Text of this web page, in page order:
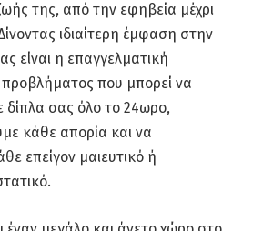
της, από την εφηβεία μέχρι
ιδιαίτερη έμφαση στην
είναι η επαγγελματική
που μπορεί να
δίπλα σας όλο το 24ωρο,
κάθε απορία και να
επείγον μαιευτικό ή